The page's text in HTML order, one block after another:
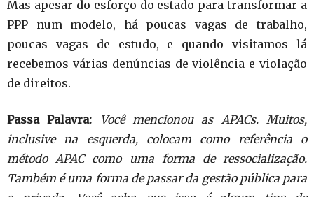
Mas apesar do esforço do estado para transformar a
PPP num modelo, há poucas vagas de trabalho,
poucas vagas de estudo, e quando visitamos lá
recebemos várias denúncias de violência e violação
de direitos.
Passa Palavra:
Você mencionou as APACs. Muitos,
inclusive na esquerda, colocam como referência o
método APAC como uma forma de ressocialização.
Também é uma forma de passar da gestão pública para